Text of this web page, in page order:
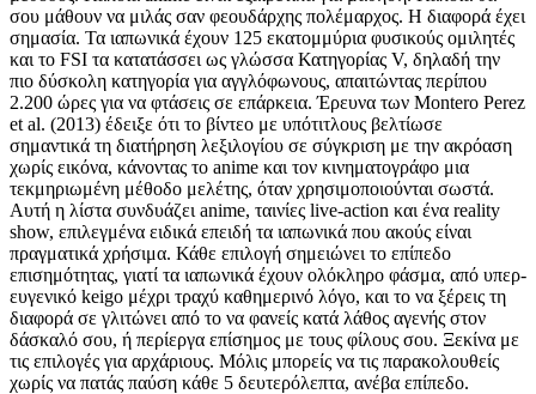
σου μάθουν να μιλάς σαν φεουδάρχης πολέμαρχος. Η διαφορά έχει
σημασία. Τα ιαπωνικά έχουν 125 εκατομμύρια φυσικούς ομιλητές
και το FSI τα κατατάσσει ως γλώσσα Κατηγορίας V, δηλαδή την
πιο δύσκολη κατηγορία για αγγλόφωνους, απαιτώντας περίπου
2.200 ώρες για να φτάσεις σε επάρκεια. Έρευνα των Montero Perez
et al. (2013) έδειξε ότι το βίντεο με υπότιτλους βελτίωσε
σημαντικά τη διατήρηση λεξιλογίου σε σύγκριση με την ακρόαση
χωρίς εικόνα, κάνοντας το anime και τον κινηματογράφο μια
τεκμηριωμένη μέθοδο μελέτης, όταν χρησιμοποιούνται σωστά.
Αυτή η λίστα συνδυάζει anime, ταινίες live-action και ένα reality
show, επιλεγμένα ειδικά επειδή τα ιαπωνικά που ακούς είναι
πραγματικά χρήσιμα. Κάθε επιλογή σημειώνει το επίπεδο
επισημότητας, γιατί τα ιαπωνικά έχουν ολόκληρο φάσμα, από υπερ-
ευγενικό keigo μέχρι τραχύ καθημερινό λόγο, και το να ξέρεις τη
διαφορά σε γλιτώνει από το να φανείς κατά λάθος αγενής στον
δάσκαλό σου, ή περίεργα επίσημος με τους φίλους σου. Ξεκίνα με
τις επιλογές για αρχάριους. Μόλις μπορείς να τις παρακολουθείς
χωρίς να πατάς παύση κάθε 5 δευτερόλεπτα, ανέβα επίπεδο.